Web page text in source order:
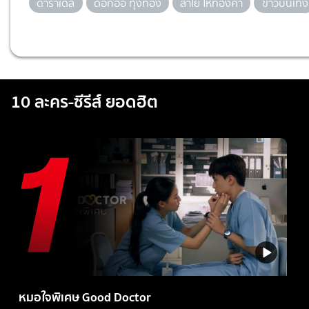
10 ละคร-ซีรีส์ ยอดฮิต
หมอใจพิเศษ Good Doctor